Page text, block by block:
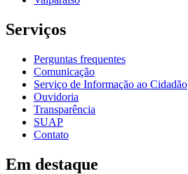
Serviços
Perguntas frequentes
Comunicação
Serviço de Informação ao Cidadão
Ouvidoria
Transparência
SUAP
Contato
Em destaque